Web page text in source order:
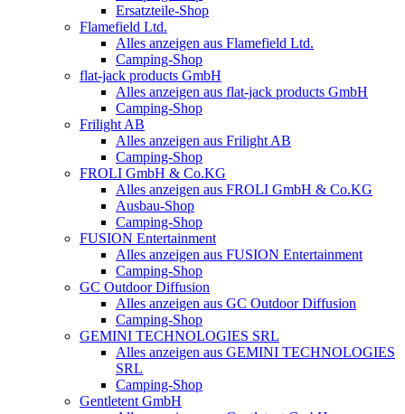
Ersatzteile-Shop
Flamefield Ltd.
Alles anzeigen aus Flamefield Ltd.
Camping-Shop
flat-jack products GmbH
Alles anzeigen aus flat-jack products GmbH
Camping-Shop
Frilight AB
Alles anzeigen aus Frilight AB
Camping-Shop
FROLI GmbH & Co.KG
Alles anzeigen aus FROLI GmbH & Co.KG
Ausbau-Shop
Camping-Shop
FUSION Entertainment
Alles anzeigen aus FUSION Entertainment
Camping-Shop
GC Outdoor Diffusion
Alles anzeigen aus GC Outdoor Diffusion
Camping-Shop
GEMINI TECHNOLOGIES SRL
Alles anzeigen aus GEMINI TECHNOLOGIES
SRL
Camping-Shop
Gentletent GmbH